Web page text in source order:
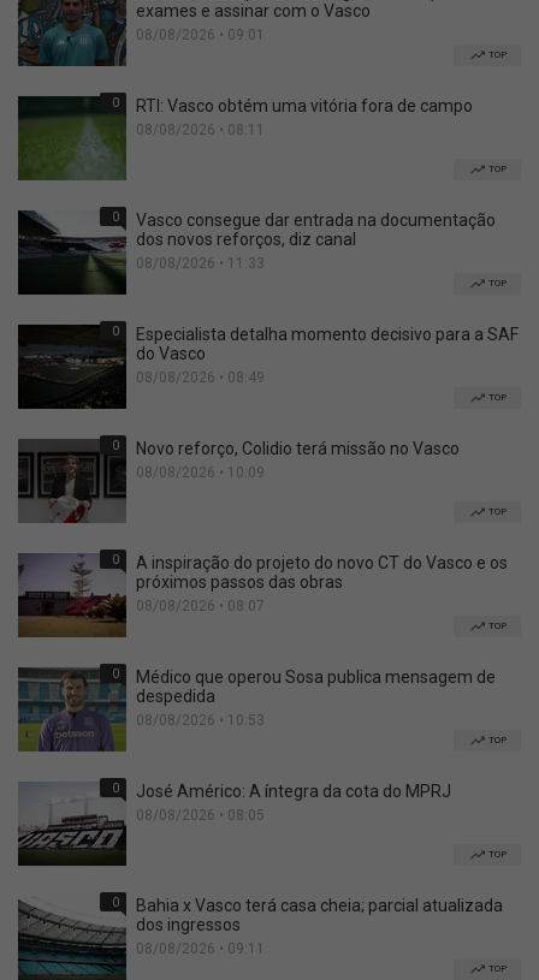
exames e assinar com o Vasco
08/08/2026 • 09:01
TOP
0 RTI: Vasco obtém uma vitória fora de campo
08/08/2026 • 08:11
TOP
0
Vasco consegue dar entrada na documentação
dos novos reforços, diz canal
08/08/2026 • 11:33
TOP
0
Especialista detalha momento decisivo para a SAF
do Vasco
08/08/2026 • 08:49
TOP
0 Novo reforço, Colidio terá missão no Vasco
08/08/2026 • 10:09
TOP
0
A inspiração do projeto do novo CT do Vasco e os
próximos passos das obras
08/08/2026 • 08:07
TOP
0
Médico que operou Sosa publica mensagem de
despedida
08/08/2026 • 10:53
TOP
0 José Américo: A íntegra da cota do MPRJ
08/08/2026 • 08:05
TOP
0
Bahia x Vasco terá casa cheia; parcial atualizada
dos ingressos
08/08/2026 • 09:11
TOP